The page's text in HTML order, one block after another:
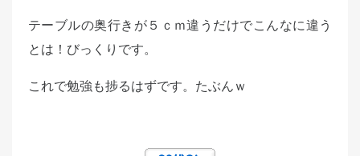
テーブルの奥行きが５ｃｍ違うだけでこんなに違う
とは！びっくりです。
これで勉強も捗るはずです。たぶんｗ